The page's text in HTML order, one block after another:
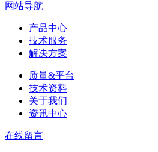
网站导航
产品中心
技术服务
解决方案
质量&平台
技术资料
关于我们
资讯中心
在线留言